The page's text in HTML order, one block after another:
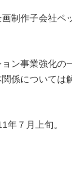
制作子会社ペ
ン事業強化の
係については
年７月上旬。